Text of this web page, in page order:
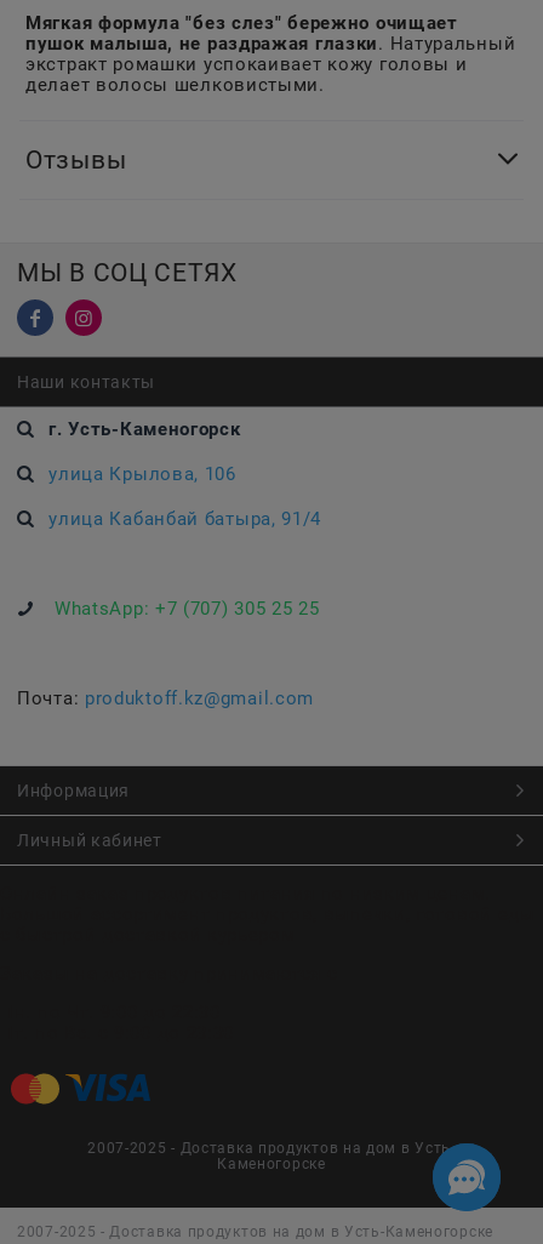
Мягкая формула "без слез" бережно очищает
пушок малыша, не раздражая глазки. Натуральный
экстракт ромашки успокаивает кожу головы и
делает волосы шелковистыми.
Отзывы
МЫ В СОЦ СЕТЯХ
Наши контакты
г. Усть-Каменогорск
улица Крылова, 106
улица Кабанбай батыра, 91/4
WhatsApp: +7 (707) 305 25 25
Почта: produktoff.kz@gmail.com
Информация
Личный кабинет
2007-2025 - Доставка продуктов на дом в Усть-
Каменогорске
2007-2025 - Доставка продуктов на дом в Усть-Каменогорске